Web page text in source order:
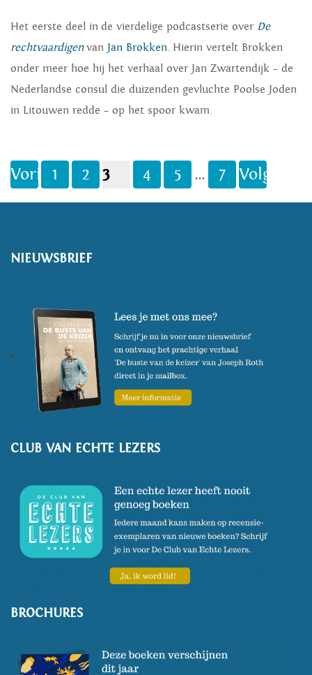
Het eerste deel in de vierdelige podcastserie over De
rechtvaardigen van Jan Brokken. Hierin vertelt Brokken
onder meer hoe hij het verhaal over Jan Zwartendijk – de
Nederlandse consul die duizenden gevluchte Poolse Joden
in Litouwen redde – op het spoor kwam.
Vorige
1 2 3 4 5 … 7 Volgende
NIEUWSBRIEF
CLUB VAN ECHTE LEZERS
BROCHURES